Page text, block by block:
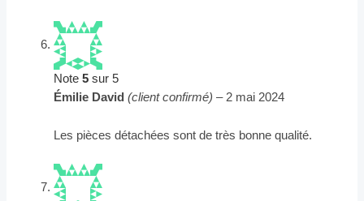
Note5 sur 5
Émilie David(client confirmé) – 2 mai 2024
Les pièces détachées sont de très bonne qualité.